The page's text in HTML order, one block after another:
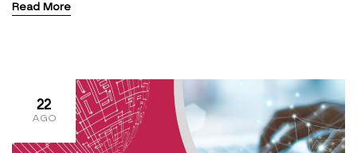
gran interés en la comunidad tecnológica. Esta
capacidad de razonamiento avanzado y su enfoque
en problemas complejos. […]
Read More
22
AGO